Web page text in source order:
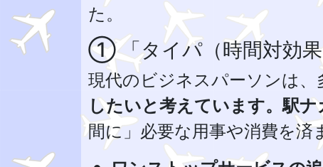
た。
① 「タイパ（時間対効果
現代のビジネスパーソンは、
したいと考えています。駅ナ
間に」必要な用事や消費を済